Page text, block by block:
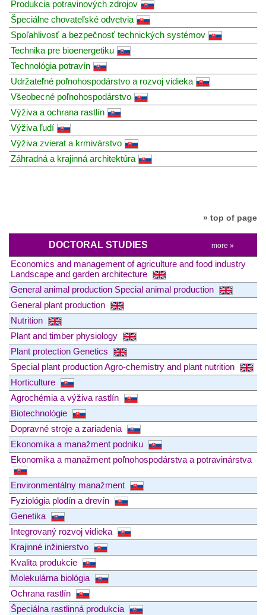
Produkcia potravinových zdrojov
Špeciálne chovateľské odvetvia
Spoľahlivosť a bezpečnosť technických systémov
Technika pre bioenergetiku
Technológia potravín
Udržateľné poľnohospodárstvo a rozvoj vidieka
Všeobecné poľnohospodárstvo
Výživa a ochrana rastlín
Výživa ľudí
Výživa zvierat a krmivárstvo
Záhradná a krajinná architektúra
» top of page
DOCTORAL STUDIES more »
Economics and management of agriculture and food industry
Landscape and garden architecture
General animal production Special animal production
General plant production
Nutrition
Plant and timber physiology
Plant protection Genetics
Special plant production Agro-chemistry and plant nutrition
Horticulture
Agrochémia a výživa rastlín
Biotechnológie
Dopravné stroje a zariadenia
Ekonomika a manažment podniku
Ekonomika a manažment poľnohospodárstva a potravinárstva
Environmentálny manažment
Fyziológia plodín a drevín
Genetika
Integrovaný rozvoj vidieka
Krajinné inžinierstvo
Kvalita produkcie
Molekulárna biológia
Ochrana rastlín
Špeciálna rastlinná produkcia